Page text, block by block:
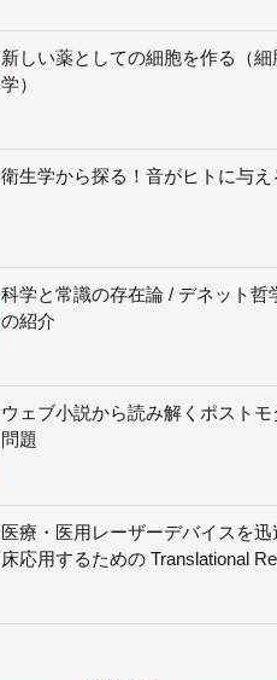
新しい薬としての細胞を作る（細
学）
衛生学から探る！音がヒトに与え
科学と常識の存在論 / デネット哲
の紹介
ウェブ小説から読み解くポストモ
問題
医療・医用レーザーデバイスを迅
床応用するための Translational